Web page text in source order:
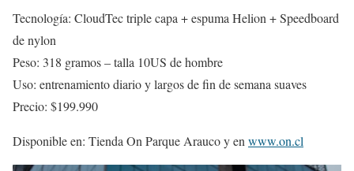
Tecnología: CloudTec triple capa + espuma Helion + Speedboard
de nylon
Peso: 318 gramos – talla 10US de hombre
Uso: entrenamiento diario y largos de fin de semana suaves
Precio: $199.990
Disponible en: Tienda On Parque Arauco y enwww.on.cl